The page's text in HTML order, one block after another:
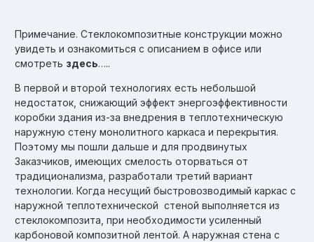
Примечание. Стеклокомпозитные конструкции можно
увидеть и ознакомиться с описанием в офисе или
смотреть здесь…..
В первой и второй технологиях есть небольшой
недостаток, снижающий эффект энергоэффективности
коробки здания из-за внедрения в теплотехническую
наружную стену монолитного каркаса и перекрытия.
Поэтому мы пошли дальше и для продвинутых
Заказчиков, имеющих смелость оторваться от
традиционализма, разработали третий вариант
технологии. Когда несущий быстровозводимый каркас с
наружной теплотехнической стеной выполняется из
стеклокомпозита, при необходимости усиленный
карбоновой композитной лентой. А наружная стена с